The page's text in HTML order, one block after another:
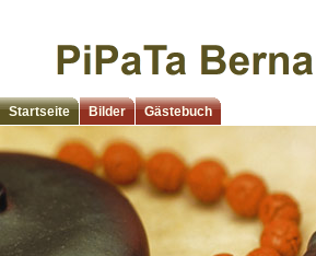
Startseite Bilder Gästebuch